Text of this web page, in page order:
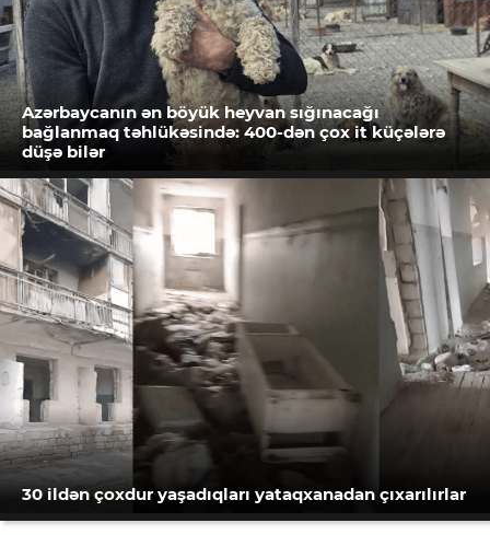
Azərbaycanın ən böyük heyvan sığınacağı
bağlanmaq təhlükəsində: 400-dən çox it küçələrə
düşə bilər
30 ildən çoxdur yaşadıqları yataqxanadan çıxarılırlar